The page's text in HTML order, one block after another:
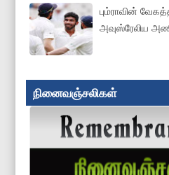
பும்ராவின்
அவுஸ்ரேலிய
நினைவஞ்சலிகள்